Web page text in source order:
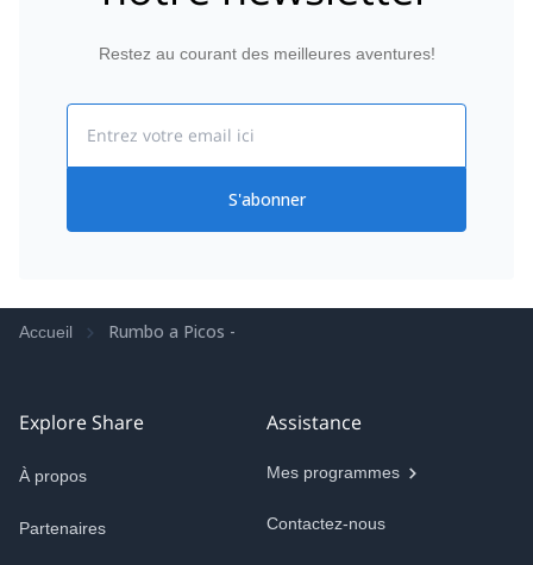
Restez au courant des meilleures aventures!
S'abonner
Accueil Rumbo a Picos -
Explore Share
À propos
Partenaires
Assistance
Mes programmes
Contactez-nous